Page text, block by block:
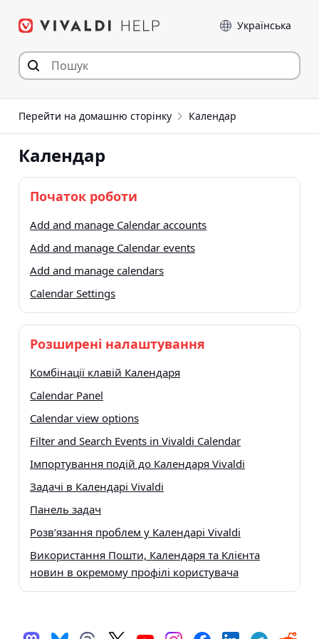
Мова
Перейти на домашню сторінку Календар
Календар
Початок роботи
Add and manage Calendar accounts
Add and manage Calendar events
Add and manage calendars
Calendar Settings
Розширені налаштування
Комбінації клавій Календаря
Calendar Panel
Calendar view options
Filter and Search Events in Vivaldi Calendar
Імпортування подій до Календаря Vivaldi
Задачі в Календарі Vivaldi
Панель задач
Розв’язання проблем у Календарі Vivaldi
Використання Пошти, Календаря та Клієнта
новин в окремому профілі користувача